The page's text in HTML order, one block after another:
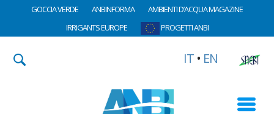
GOCCIA VERDE ANBINFORMA
AMBIENTI D’ACQUA MAGAZINE
IRRIGANTS EUROPE
PROGETTI ANBI
IT • EN